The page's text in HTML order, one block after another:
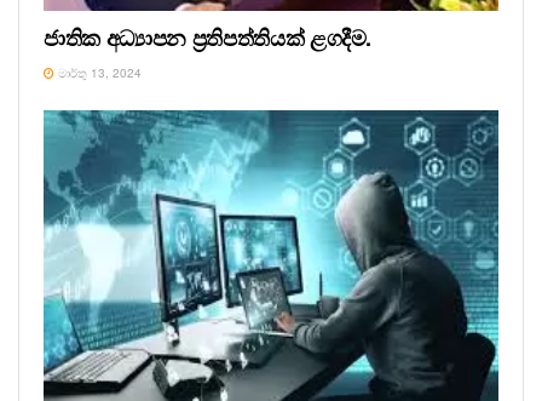
ජාතික අධ්‍යාපන ප්‍රතිපත්තියක් ළගදීම.
මාර්තු 13, 2024